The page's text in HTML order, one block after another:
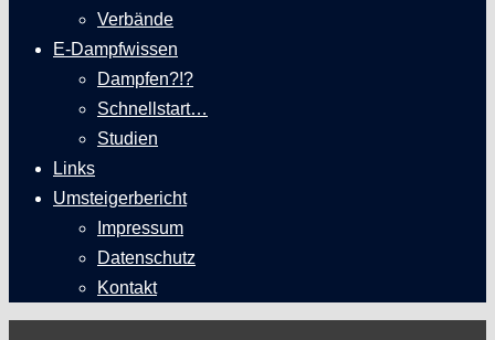
Verbände
E-Dampfwissen
Dampfen?!?
Schnellstart…
Studien
Links
Umsteigerbericht
Impressum
Datenschutz
Kontakt